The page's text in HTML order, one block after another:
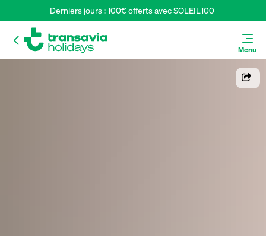
Derniers jours : 100€ offerts avec SOLEIL100
Menu